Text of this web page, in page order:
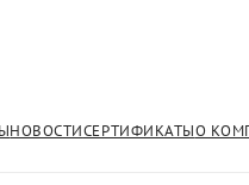
НОВОСТИСЕРТИФИКАТЫО